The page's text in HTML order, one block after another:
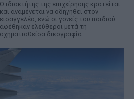
Ο ιδιοκτήτης της επιχείρησης κρατείται
και αναμένεται να οδηγηθεί στον
εισαγγελέα, ενώ οι γονείς του παιδιού
αφέθηκαν ελεύθεροι μετά τη
σχηματισθείσα δικογραφία.